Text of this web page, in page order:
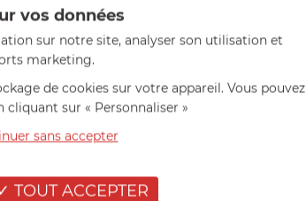
facile.
vos données
sur notre site, analyser son utilisation et
marketing.
de cookies sur votre appareil. Vous pouvez
sur « Personnaliser »
sans accepter
TOUT ACCEPTER